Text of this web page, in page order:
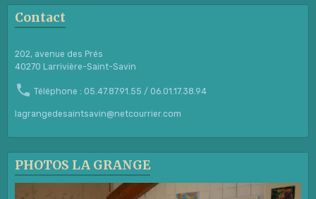
Contact
202, avenue des Prés
40270 Larrivière-Saint-Savin
Téléphone : 05.47.87.91.55 / 06.01.17.38.94
lagrangedesaintsavin@netcourrier.com
PHOTOS LA GRANGE